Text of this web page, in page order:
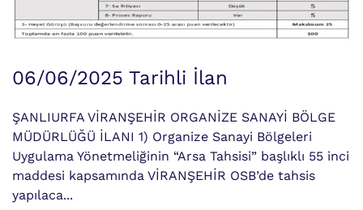
06/06/2025 Tarihli İlan
ŞANLIURFA VİRANŞEHİR ORGANİZE SANAYİ BÖLGE
MÜDÜRLÜĞÜ İLANI 1) Organize Sanayi Bölgeleri
Uygulama Yönetmeliğinin “Arsa Tahsisi” başlıklı 55 inci
maddesi kapsamında VİRANŞEHİR OSB’de tahsis
yapılaca...